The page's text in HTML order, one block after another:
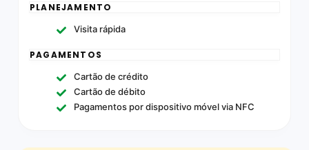
PLANEJAMENTO
Visita rápida
PAGAMENTOS
Cartão de crédito
Cartão de débito
Pagamentos por dispositivo móvel via NFC